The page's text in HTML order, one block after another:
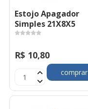
Estojo Apagador
Simples 21X8X5
R$ 10,80
comprar